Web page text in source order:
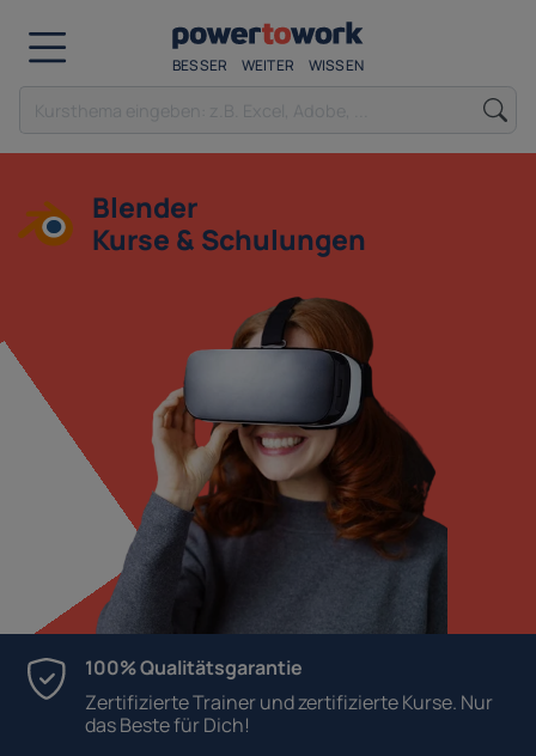
BESSER WEITER WISSEN
Blender
Kurse & Schulungen
100% Qualitätsgarantie
Zertifizierte Trainer und zertifizierte Kurse. Nur
das Beste für Dich!